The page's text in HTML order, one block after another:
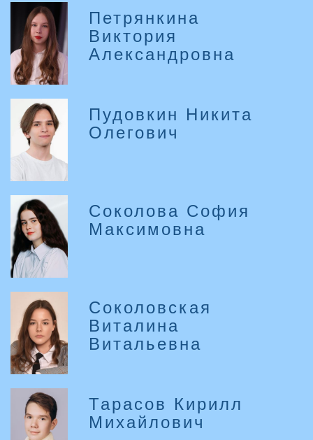
Петрянкина
Виктория
Александровна
Пудовкин Никита
Олегович
Соколова София
Максимовна
Соколовская
Виталина
Витальевна
Тарасов Кирилл
Михайлович